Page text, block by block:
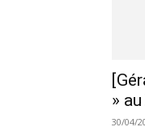
»
30/04/